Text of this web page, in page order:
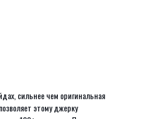
сильнее чем оригинальная
этому джерку